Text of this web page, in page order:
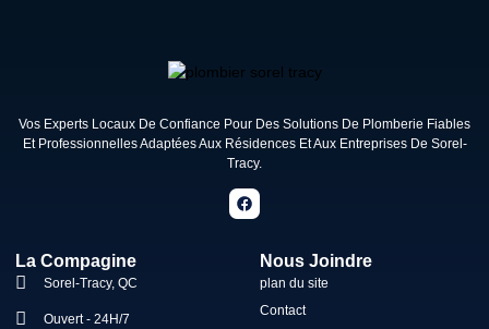
Vos Experts Locaux De Confiance Pour Des Solutions De Plomberie Fiables
Et Professionnelles Adaptées Aux Résidences Et Aux Entreprises De Sorel-
Tracy.
La Compagine
Sorel-Tracy, QC
Ouvert - 24H/7
Nous Joindre
plan du site
Contact